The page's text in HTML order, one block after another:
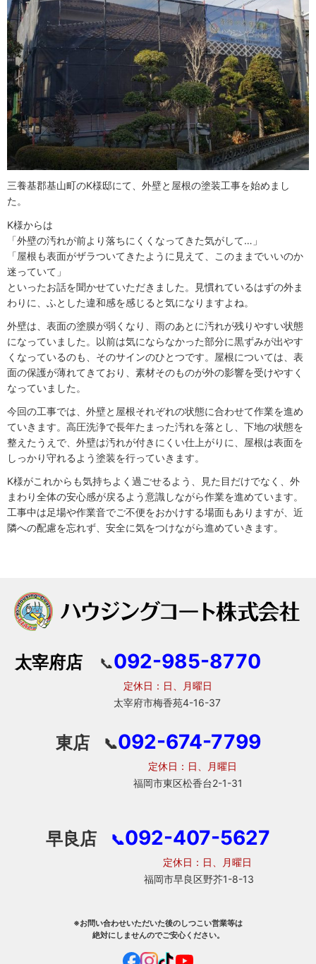
三養基郡基山町のK様邸にて、外壁と屋根の塗装工事を始めまし
た。
K様からは
「外壁の汚れが前より落ちにくくなってきた気がして…」
「屋根も表面がザラついてきたように見えて、このままでいいのか
迷っていて」
といったお話を聞かせていただきました。見慣れているはずの外ま
わりに、ふとした違和感を感じると気になりますよね。
外壁は、表面の塗膜が弱くなり、雨のあとに汚れが残りやすい状態
になっていました。以前は気にならなかった部分に黒ずみが出やす
くなっているのも、そのサインのひとつです。屋根については、表
面の保護が薄れてきており、素材そのものが外の影響を受けやすく
なっていました。
今回の工事では、外壁と屋根それぞれの状態に合わせて作業を進め
ていきます。高圧洗浄で長年たまった汚れを落とし、下地の状態を
整えたうえで、外壁は汚れが付きにくい仕上がりに、屋根は表面を
しっかり守れるよう塗装を行っていきます。
K様がこれからも気持ちよく過ごせるよう、見た目だけでなく、外
まわり全体の安心感が戻るよう意識しながら作業を進めています。
工事中は足場や作業音でご不便をおかけする場面もありますが、近
隣への配慮を忘れず、安全に気をつけながら進めていきます。
太宰府店 📞092-985-8770
定休日：日、月曜日
太宰府市梅香苑4-16-37
東店 📞092-674-7799
定休日：日、月曜日
福岡市東区松香台2-1-31
早良店 📞092-407-5627
定休日：日、月曜日
福岡市早良区野芥1-8-13
※お問い合わせいただいた後のしつこい営業等は
絶対にしませんのでご安心ください。